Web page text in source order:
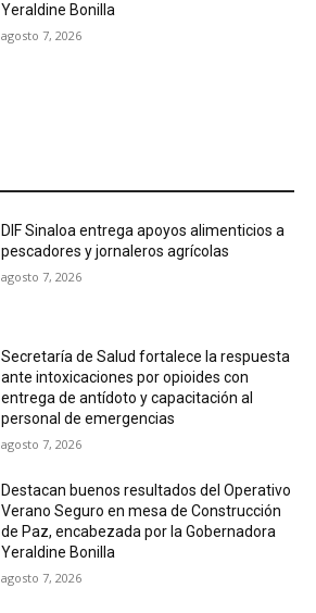
Yeraldine Bonilla
agosto 7, 2026
DIF Sinaloa entrega apoyos alimenticios a
pescadores y jornaleros agrícolas
agosto 7, 2026
Secretaría de Salud fortalece la respuesta
ante intoxicaciones por opioides con
entrega de antídoto y capacitación al
personal de emergencias
agosto 7, 2026
Destacan buenos resultados del Operativo
Verano Seguro en mesa de Construcción
de Paz, encabezada por la Gobernadora
Yeraldine Bonilla
agosto 7, 2026